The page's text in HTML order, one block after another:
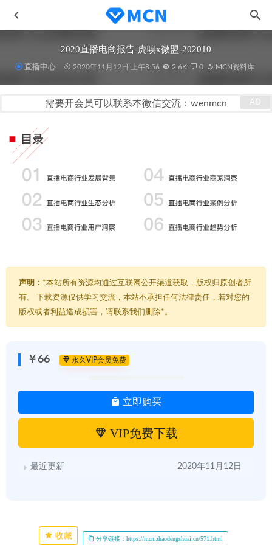
2020直播电商报告-虎嗅x微盟-202010
直播中心 2020年11月12日 上午8:56 2.6K 0 MCN资料库
需要开会员可以联系本微信交流：wenmcn
声明： *本站所有资源均通过互联网公开渠道获取，版权归原创者所
有。 下载资源仅供学习交流，本站不承担任何法律责任，若对您的
版权或者利益造成损害，请联系我们删除*。
￥66 永久VIP会员免费
立即购买
VIP免费下载
最近更新 2020年11月12日
收藏 分享链接：https://mcn.zhaodengshuai.cn/571.html
百度贴吧视频号繁星计划MCN入驻指南
视频取字幕工具V2.0 2020-11-16
零基础小白用手机轻松拍大片
2020-11-03
新媒体商业IP训练营视频
2021-05-06